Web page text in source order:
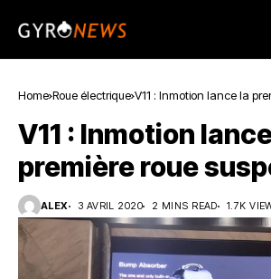
Home Roue électrique V11 : Inmotion lance la
V11 : Inmotion
première roue
ALEX 3 AVRIL 2020 2 MINS READ 1.7K